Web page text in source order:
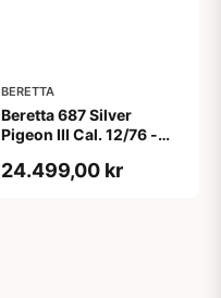
BERETTA
Beretta 687 Silver
Pigeon III Cal. 12/76 -
24.499,00 kr